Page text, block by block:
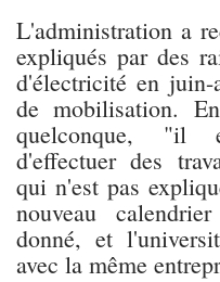
L'administration a
expliqués par des
d'électricité en juin-
de mobilisation.
quelconque, "il
d'effectuer des
qui n'est pas
nouveau
donné, et
avec la même